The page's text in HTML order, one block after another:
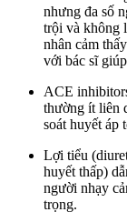
nhưng đa số
trội và không
nhân cảm
với bác sĩ
ACE
thường ít liên
soát huyết áp
Lợi tiểu
huyết thấp)
người nhạy
trọng.